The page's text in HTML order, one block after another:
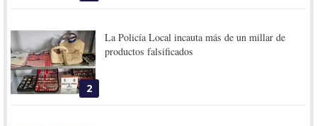
2
La Policía Local incauta más de un millar de
productos falsificados